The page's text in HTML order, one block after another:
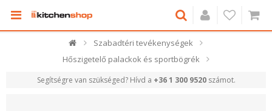
Szabadtéri tevékenységek
Hőszigetelő palackok és sportbögrék
Segítségre van szükséged? Hívd a +36 1 300 9520számot.